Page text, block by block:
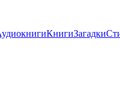
КнигиЗагадки